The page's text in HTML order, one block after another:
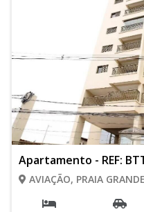
Apartamento - REF:
AVIAÇÃO, PRAIA